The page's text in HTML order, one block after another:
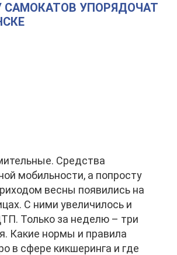
САМОКАТОВ УПОРЯДОЧАТ
Средства
мобильности, а попросту
весны появились на
С ними увеличилось и
Только за неделю – три
Какие нормы и правила
в сфере кикшеринга и где